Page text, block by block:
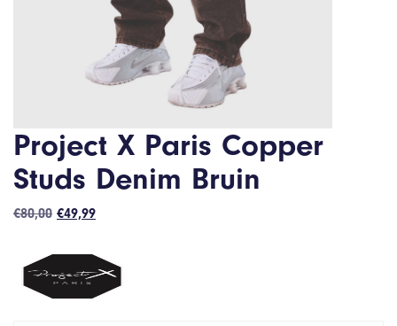
Project X Paris Copper
Studs Denim Bruin
€80,00 Oorspronkelijke
€80,00.
€49,99Huidige
€49,99.